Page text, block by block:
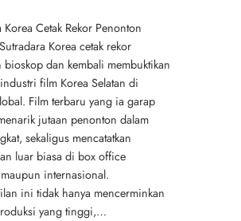
Korea Cetak Rekor Penonton
Korea cetak rekor
bioskop dan kembali membuktikan
film Korea Selatan di
Film terbaru yang ia garap
jutaan penonton dalam
sekaligus mencatatkan
luar biasa di box office
internasional.
ini tidak hanya mencerminkan
yang tinggi,…